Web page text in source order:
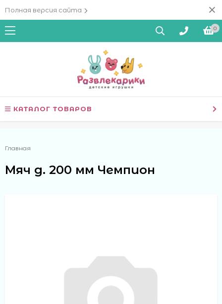
Полная версия сайта
0
КАТАЛОГ ТОВАРОВ
Главная
Мяч д. 200 мм Чемпион